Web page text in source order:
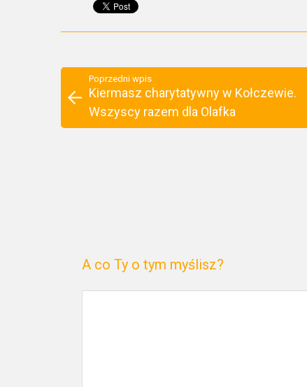
Poprzedni wpis
Kiermasz charytatywny w Kołczewie.
Wszyscy razem dla Olafka
A co Ty o tym myślisz?